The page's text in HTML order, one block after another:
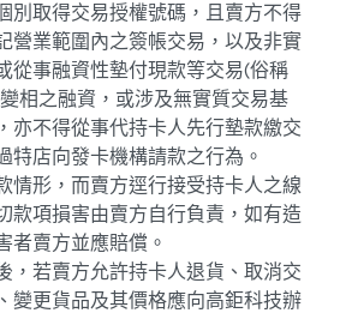
別取得交易授權號碼，且賣方不得
營業範圍內之簽帳交易，以及非實
從事融資性墊付現款等交易(俗稱
相之融資，或涉及無實質交易基
亦不得從事代持卡人先行墊款繳交
特店向發卡機構請款之行為。
情形，而賣方逕行接受持卡人之線
款項損害由賣方自行負責，如有造
者賣方並應賠償。
，若賣方允許持卡人退貨、取消交
變更貨品及其價格應向高鉅科技辦